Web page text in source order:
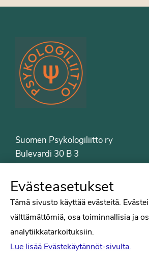
Suomen Psykologiliitto ry
Bulevardi 30 B 3
Puh. 09-6122 9122
Psykologiliiton sivut
Tiede
Puheenvuorot
Evästeasetukset
Tämä sivusto käyttää evästeitä.
välttämättömiä, osa toiminnallisia ja
analytiikkatarkoituksiin.
Lue lisää Evästekäytännöt-sivulta.